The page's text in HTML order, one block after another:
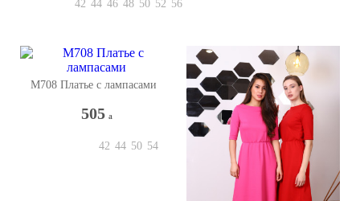
42 44 46 48 50 52 56
М708 Платье с лампасами
505 a
42 44 50 54